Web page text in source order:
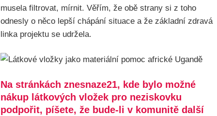
musela filtrovat, mírnit. Věřím, že obě strany si z toho
odnesly o něco lepší chápání situace a že základní zdravá
linka projektu se udržela.
Na stránkách znesnaze21, kde bylo možné
nákup látkových vložek pro neziskovku
podpořit, píšete, že bude-li v komunitě další